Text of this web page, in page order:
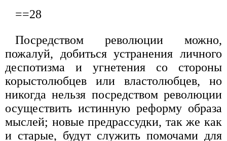
==28
Посредством революции можно,
пожалуй, добиться устранения личного
деспотизма и угнетения со стороны
корыстолюбцев или властолюбцев, но
никогда нельзя посредством революции
осуществить истинную реформу образа
мыслей; новые предрассудки, так же как
и старые, будут служить помочами для